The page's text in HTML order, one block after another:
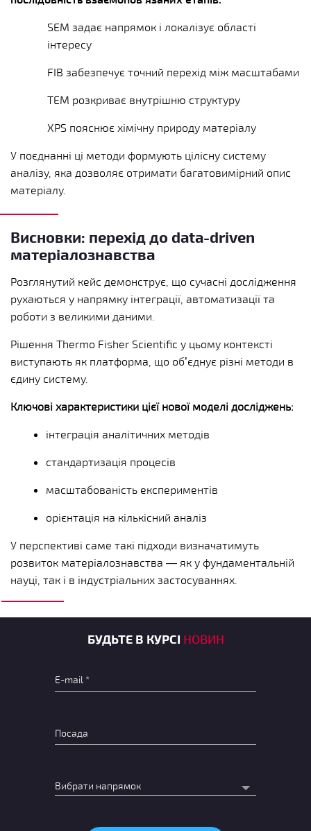
SEM задає напрямок і локалізує області
інтересу
FIB забезпечує точний перехід між масштабами
TEM розкриває внутрішню структуру
XPS пояснює хімічну природу матеріалу
У поєднанні ці методи формують цілісну систему
аналізу, яка дозволяє отримати багатовимірний опис
матеріалу.
Висновки: перехід до data-driven
матеріалознавства
Розглянутий кейс демонструє, що сучасні дослідження
рухаються у напрямку інтеграції, автоматизації та
роботи з великими даними.
Рішення Thermo Fisher Scientific у цьому контексті
виступають як платформа, що об’єднує різні методи в
єдину систему.
Ключові характеристики цієї нової моделі досліджень:
інтеграція аналітичних методів
стандартизація процесів
масштабованість експериментів
орієнтація на кількісний аналіз
У перспективі саме такі підходи визначатимуть
розвиток матеріалознавства — як у фундаментальній
науці, так і в індустріальних застосуваннях.
БУДЬТЕ В КУРСІ НОВИН